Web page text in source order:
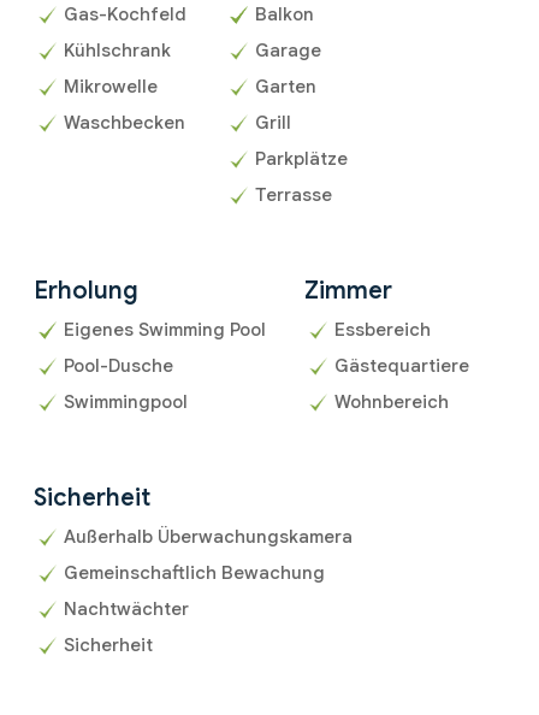
Gas-Kochfeld
Kühlschrank
Mikrowelle
Waschbecken
Balkon
Garage
Garten
Grill
Parkplätze
Terrasse
Erholung
Eigenes Swimming Pool
Pool-Dusche
Swimmingpool
Zimmer
Essbereich
Gästequartiere
Wohnbereich
Sicherheit
Außerhalb Überwachungskamera
Gemeinschaftlich Bewachung
Nachtwächter
Sicherheit